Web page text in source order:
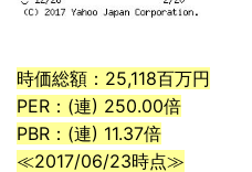
時価総額：25,118百万円
PER：(連) 250.00倍
PBR：(連) 11.37倍
≪2017/06/23時点≫